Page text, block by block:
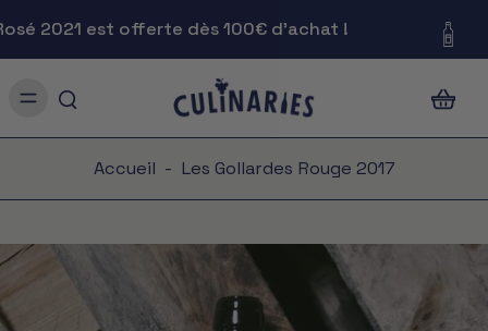
2021 est offerte dès 100€ d'achat !
Accueil - Les Gollardes Rouge 2017